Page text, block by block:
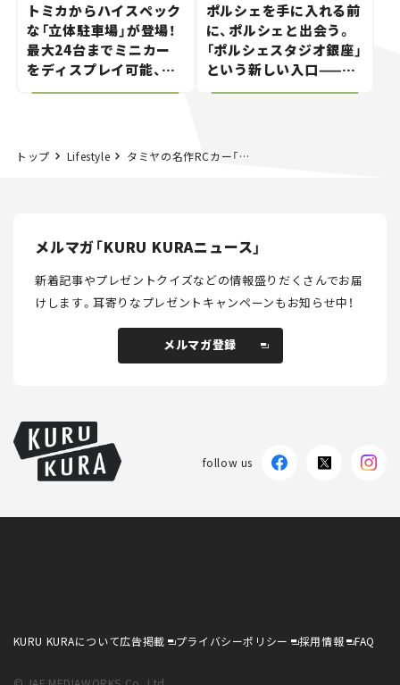
トミカからハイスペック
な「立体駐車場」が登場！
最大24台までミニカー
をディスプレイ可能、特
別な「日産 GT-R
ポルシェを手に入れる前
に、ポルシェと出会う。
「ポルシェスタジオ銀座」
という新しい入口——連
載｜CCGとクルマでどう
トップ Lifestyle タミヤの名作RCカー「ビッグウィッグ」が復刻！ 由良拓也デザインの空力バギーを今こそ体感せよ【クルマとホビー】
メルマガ「KURU KURAニュース」
新着記事やプレゼントクイズなどの情報盛りだくさんでお届
けします。耳寄りなプレゼントキャンペーンもお知らせ中！
メルマガ登録
follow us
KURU KURAについて広告掲載 プライバシーポリシー 採用情報 FAQ